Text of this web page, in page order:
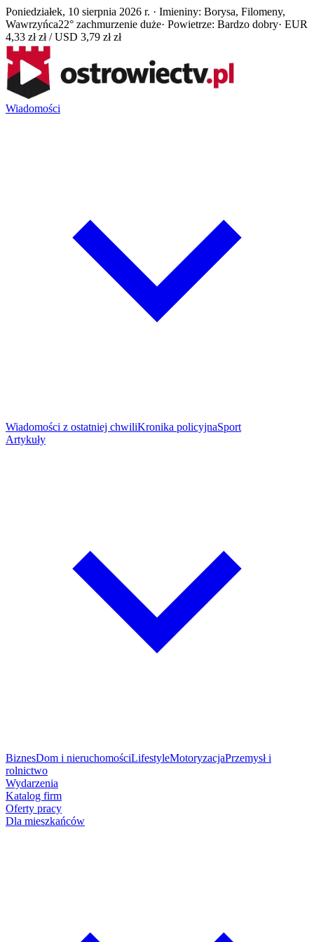
Poniedziałek, 10 sierpnia 2026 r. · Imieniny: Borysa, Filomeny,
Wawrzyńca22° zachmurzenie duże· Powietrze: Bardzo dobry· EUR
4,33 zł zł / USD 3,79 zł zł
Wiadomości
Wiadomości z ostatniej chwiliKronika policyjnaSport
Artykuły
BiznesDom i nieruchomościLifestyleMotoryzacjaPrzemysł i
rolnictwo
Wydarzenia
Katalog firm
Oferty pracy
Dla mieszkańców